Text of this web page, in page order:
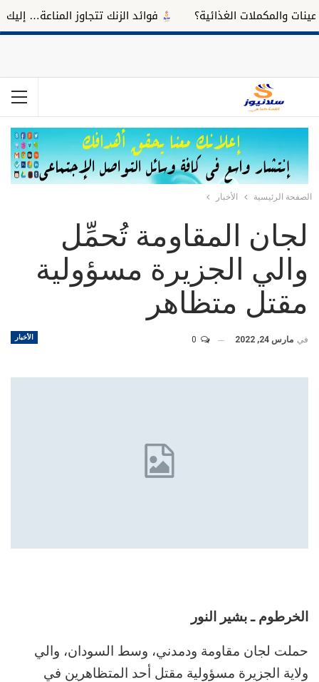
الغذائية؟ فوائد الزنك تتجاوز المناعة… إليك
الصفحة الرئيسية الأخبار
لجان المقاومة تُحمِّل
والي الجزيرة مسؤولية
مقتل متظاهر
الأخبار في مارس 24, 2022
الخرطوم ـ بشير النور
حملت لجان مقاومة ودمدني، وسط السودان، والي
ولاية الجزيرة مسؤولية مقتل أحد المتظاهرين في